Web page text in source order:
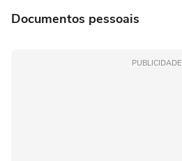
Documentos pessoais
PUBLICIDADE